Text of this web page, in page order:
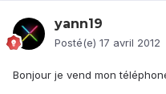
yann19
Posté(e) 17 avril 2012
Bonjour je vend mon